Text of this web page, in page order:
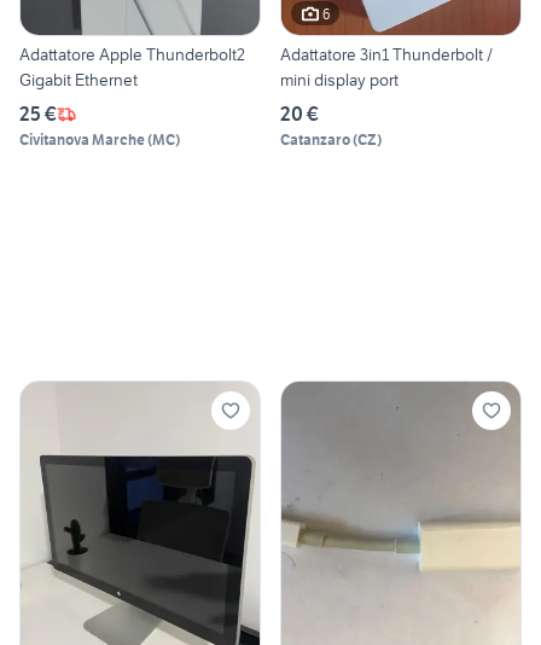
Adattatore Apple Thunderbolt2
Gigabit Ethernet
25 €
Civitanova Marche(MC)
6
Adattatore 3in1 Thunderbolt /
mini display port
20 €
Catanzaro(CZ)